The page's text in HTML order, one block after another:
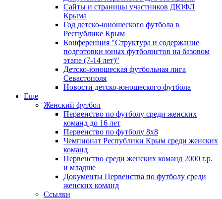
Сайты и страницы участников ДЮФЛ
Крыма
Год детско-юношеского футбола в
Республике Крым
Конференция "Структура и содержание
подготовки юных футболистов на базовом
этапе (7-14 лет)"
Детско-юношеская футбольная лига
Севастополя
Новости детско-юношеского футбола
Еще
Женский футбол
Первенство по футболу среди женских
команд до 16 лет
Первенство по футболу 8х8
Чемпионат Республики Крым среди женских
команд
Первенство среди женских команд 2000 г.р.
и младше
Документы Первенства по футболу среди
женских команд
Ссылки